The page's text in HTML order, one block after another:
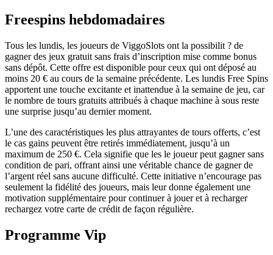
Freespins hebdomadaires
Tous les lundis, les joueurs de ViggoSlots ont la possibilit ? de
gagner des jeux gratuit sans frais d’inscription mise comme bonus
sans dépôt. Cette offre est disponible pour ceux qui ont déposé au
moins 20 € au cours de la semaine précédente. Les lundis Free Spins
apportent une touche excitante et inattendue à la semaine de jeu, car
le nombre de tours gratuits attribués à chaque machine à sous reste
une surprise jusqu’au dernier moment.
L’une des caractéristiques les plus attrayantes de tours offerts, c’est
le cas gains peuvent être retirés immédiatement, jusqu’à un
maximum de 250 €. Cela signifie que les le joueur peut gagner sans
condition de pari, offrant ainsi une véritable chance de gagner de
l’argent réel sans aucune difficulté. Cette initiative n’encourage pas
seulement la fidélité des joueurs, mais leur donne également une
motivation supplémentaire pour continuer à jouer et à recharger
rechargez votre carte de crédit de façon régulière.
Programme Vip